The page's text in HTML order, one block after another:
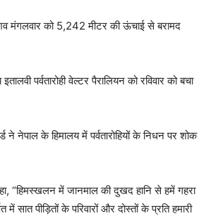
मंगलवार को 5,242 मीटर की ऊंचाई से बरामद
पर्वतारोही वेल्टर पैरालियन को रविवार को बचा
ने नेपाल के हिमालय में पर्वतारोहियों के निधन पर शोक
“हिमस्खलन में जानमाल की दुखद हानि से हमें गहरा
सात पीड़ितों के परिवारों और दोस्तों के प्रति हमारी